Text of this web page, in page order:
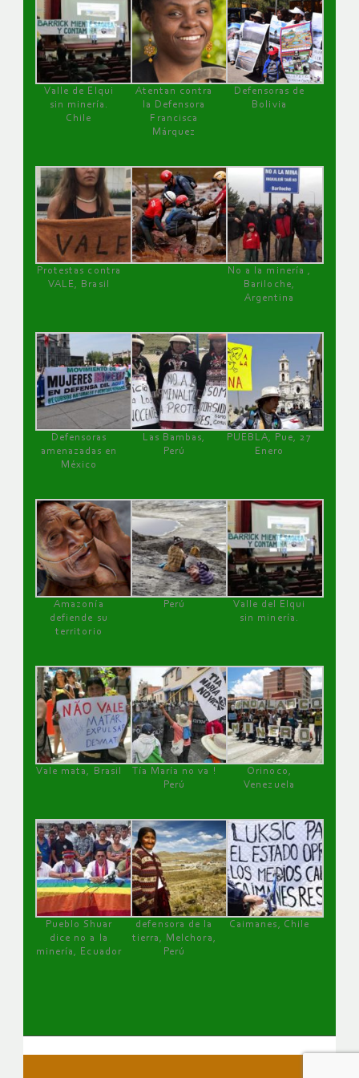
Valle de Elqui
sin minería.
Chile
Atentan contra
la Defensora
Francisca
Márquez
Defensoras de
Bolivia
Protestas contra
VALE, Brasil
No a la minería ,
Bariloche,
Argentina
Defensoras
amenazadas en
México
Las Bambas,
Perú
PUEBLA, Pue, 27
Enero
Amazonía
defiende su
territorio
Perú
Valle del Elqui
sin minería.
Vale mata, Brasil
Tía María no va !
Perú
Orinoco,
Venezuela
Pueblo Shuar
dice no a la
minería, Ecuador
defensora de la
tierra, Melchora,
Perú
Caimanes, Chile